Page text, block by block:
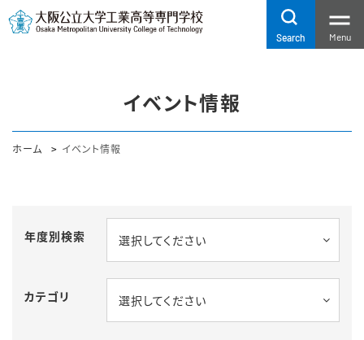
Search Menu
イベント情報
ホーム イベント情報
年度別検索 選択してください
カテゴリ 選択してください